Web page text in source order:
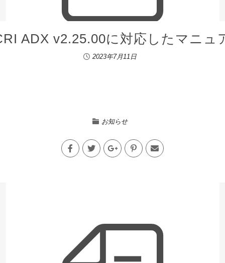
ADX v2.25.00に対応したマニュ
2023年7月11日
お知らせ